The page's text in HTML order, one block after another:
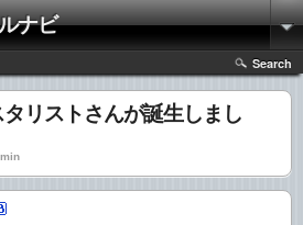
ナビ
Search
タリストさんが誕生しまし